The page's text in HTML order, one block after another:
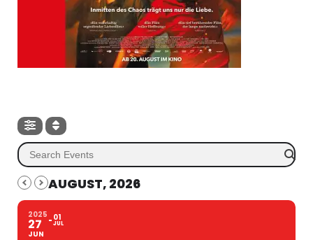
AUGUST, 2026
2025
27
JUN
01
JUL